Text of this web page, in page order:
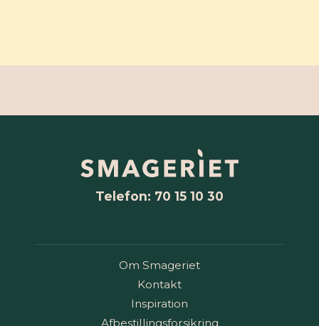
Telefon: 70 15 10 30
Om Smageriet
Kontakt
Inspiration
Afbestillingsforsikring